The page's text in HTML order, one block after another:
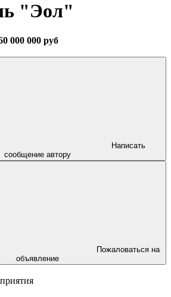
"Эол"
000 000 руб
сообщение автору
объявление